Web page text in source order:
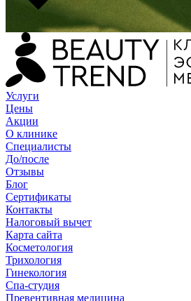
Услуги
Цены
Акции
О клинике
Специалисты
До/после
Отзывы
Блог
Сертификаты
Контакты
Налоговый вычет
Карта сайта
Косметология
Трихология
Гинекология
Спа-студия
Превентивная медицина